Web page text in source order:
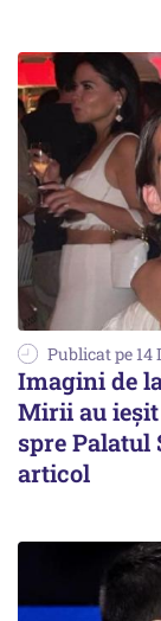
Publicat pe 14
Imagini de
Mirii au
spre Palatul
articol